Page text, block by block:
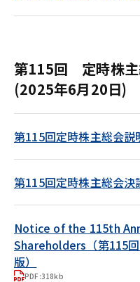
第115回 定時株
(2025年6月20日)
第115回定時株主総会説
第115回定時株主総会決
Notice of the 115th
Shareholders（第115
版）
PDF:318kb